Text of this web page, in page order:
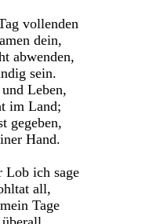
vollenden
dein,
abwenden,
sein.
Leben,
im Land;
gegeben,
Hand.
ich sage
all,
Tage